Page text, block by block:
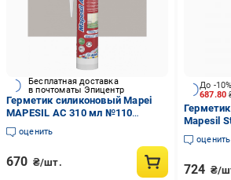
Бесплатная доставка
в почтоматы Эпицентр
Герметик силиконовый Mapei
MAPESIL AC 310 мл №110
манхеттен (000014517)
оценить
670 ₴/шт.
687.80
Mapesil
оценить
724 ₴/